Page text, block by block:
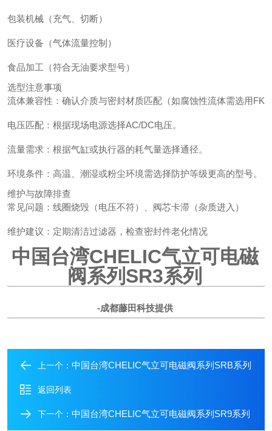
包装机械（充气、切断）
医疗设备（气体流量控制）
食品加工（符合无油要求型号）
选型注意事项
流体兼容性：确认介质与密封材质匹配（如腐蚀性流体需选用
电压匹配：根据现场电源选择AC/DC电压。
流量需求：根据气缸或执行器的耗气量选择通径。
环境条件：高温、潮湿或粉尘环境需选择防护等级更高的型号。
维护与故障排查
常见问题：线圈烧毁（电压不符）、阀芯卡滞（杂质进入）
维护建议：定期清洁过滤器，检查密封件老化情况
中国台湾CHELIC气立可电磁
阀系列 SR3系列
-成都藤田科技提供
上一个： 中国台湾CHELIC气立可电磁阀系列SRB系列
返回列表
下一个： 中国台湾CHELIC气立可电磁阀系列SR9系列